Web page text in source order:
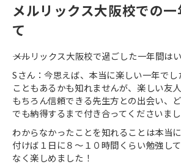
メルリックス大阪校での
て
――メルリックス大阪校で過ごした一年間はい
Sさん：今思えば、本当に楽しい一年で
こともあるかも知れませんが、楽しい友
もちろん信頼できる先生方との出会い、
でも納得するまで付き合ってくださいまし
わからなかったことを知れることは本当
付けば１日に８～１０時間くらい勉強し
なく楽しめました！